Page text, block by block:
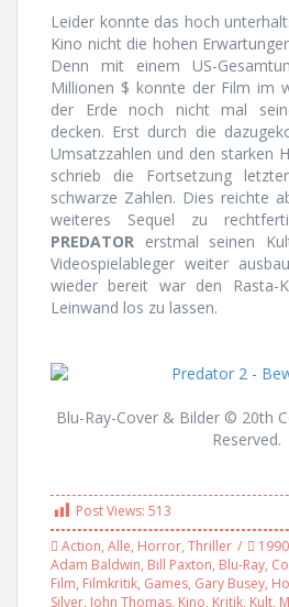
Leider konnte das hoch
Kino nicht die hohen
Denn mit einem US-
Millionen $ konnte der Film im
der Erde noch nicht mal
decken. Erst durch die
Umsatzzahlen und den starken
schrieb die Fortsetzung
schwarze Zahlen. Dies reichte
weiteres Sequel zu
PREDATOR erstmal seinen
Videospielableger weiter
wieder bereit war den Rasta-
Leinwand los zu lassen.
Blu-Ray-Cover & Bilder © 20th
Reserved.
Post Views: 513
Action, Alle, Horror, Thriller 1990
Adam Baldwin, Bill Paxton, Blu-Ray,
Film, Filmkritik, Games, Gary Busey,
Silver, John Thomas, Kino, Kritik, Kult,